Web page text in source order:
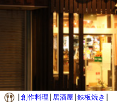
創作料理 居酒屋 鉄板焼き